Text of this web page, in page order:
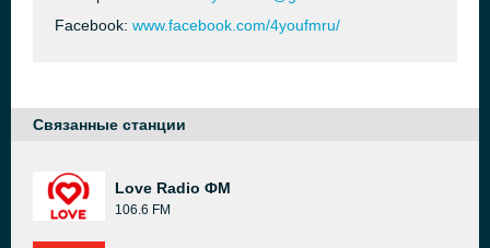
Facebook: www.facebook.com/4youfmru/
Связанные станции
Love Radio ФМ
106.6 FM